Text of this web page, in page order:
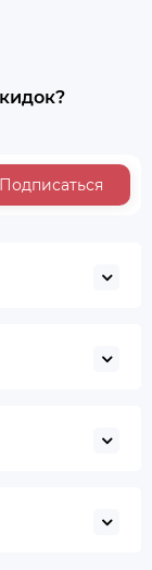
Подписаться